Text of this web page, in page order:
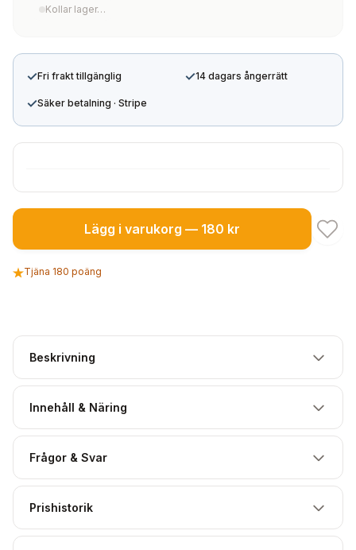
Kollar lager…
✓Fri frakt tillgänglig ✓14 dagars ångerrätt
✓Säker betalning · Stripe
Lägg i varukorg — 180 kr
Tjäna 180 poäng
Beskrivning
Innehåll & Näring
Frågor & Svar
Prishistorik